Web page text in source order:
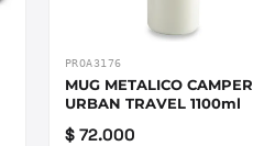
PROA3176
MUG METALICO CAMPER
URBAN TRAVEL 1100ml
$ 72.000